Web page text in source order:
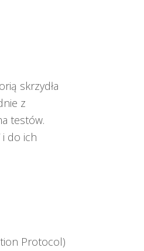
skrzydła
z
testów.
i do ich
Protocol)